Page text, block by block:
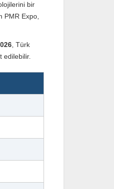
bir
PMR Expo,
, Türk
edilebilir.